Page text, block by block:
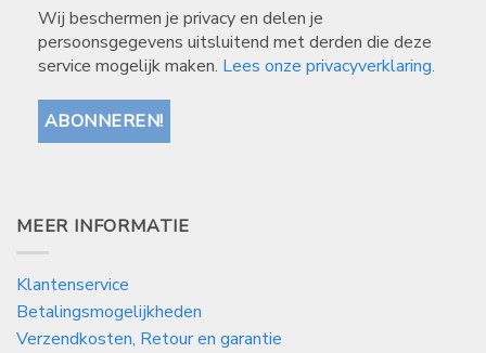
Wij beschermen je privacy en delen je
persoonsgegevens uitsluitend met derden die deze
service mogelijk maken. Lees onze privacyverklaring.
MEER INFORMATIE
Klantenservice
Betalingsmogelijkheden
Verzendkosten, Retour en garantie